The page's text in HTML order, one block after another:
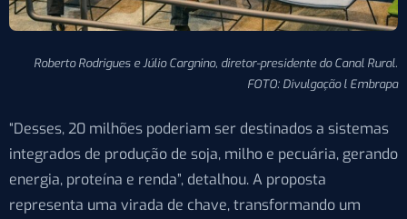
Roberto Rodrigues e Júlio Cargnino, diretor-presidente do Canal Rural.
FOTO: Divulgação l Embrapa
“Desses, 20 milhões poderiam ser destinados a sistemas
integrados de produção de soja, milho e pecuária, gerando
energia, proteína e renda”, detalhou. A proposta
representa uma virada de chave, transformando um